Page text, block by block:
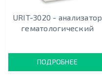
URIT-3020 - анализатор
гематологический
ПОДРОБНЕЕ